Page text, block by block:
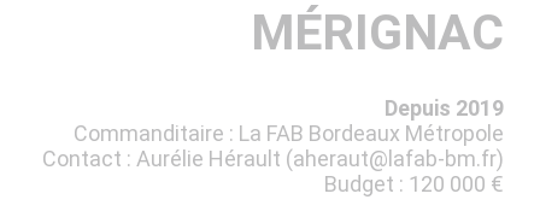
MÉRIGNAC
Depuis 2019
Commanditaire : La FAB Bordeaux Métropole
Contact : Aurélie Hérault (aheraut@lafab-bm.fr)
Budget : 120 000 €